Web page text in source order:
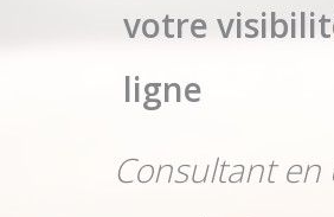
votre
ligne
Consultant en